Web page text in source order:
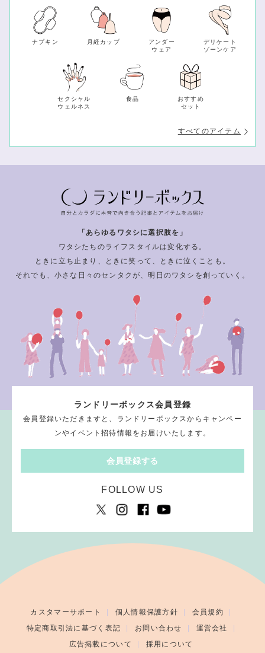
ナプキン 月経カップ
アンダー
ウェア
デリケート
ゾーンケア
セクシャル
ウェルネス
食品
おすすめ
セット
すべてのアイテム
「あらゆるワタシに選択肢を」
ワタシたちのライフスタイルは変化する。
ときに立ち止まり、ときに笑って、ときに泣くことも。
それでも、小さな日々のセンタクが、明日のワタシを創っていく。
ランドリーボックス会員登録
会員登録いただきますと、ランドリーボックスからキャンペー
ンやイベント招待情報をお届けいたします。
会員登録する
FOLLOW US
カスタマーサポート 個人情報保護方針
会員規約
特定商取引法に基づく表記
お問い合わせ
運営会社
広告掲載について
採用について